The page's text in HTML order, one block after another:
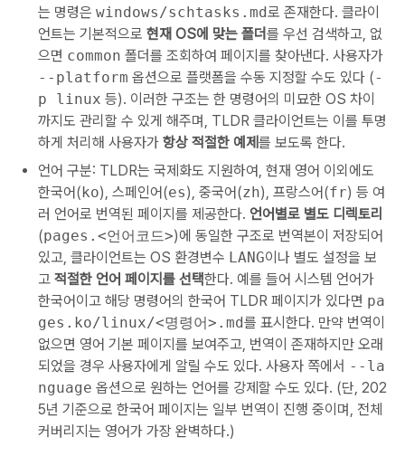
는 명령은 windows/schtasks.md로 존재한다. 클라이
언트는 기본적으로 현재 OS에 맞는 폴더를 우선 검색하고, 없
으면 common 폴더를 조회하여 페이지를 찾아낸다. 사용자가
--platform 옵션으로 플랫폼을 수동 지정할 수도 있다 (-
p linux 등). 이러한 구조는 한 명령어의 미묘한 OS 차이
까지도 관리할 수 있게 해주며, TLDR 클라이언트는 이를 투명
하게 처리해 사용자가 항상 적절한 예제 를 보도록 한다.
언어 구분: TLDR는 국제화도 지원하여, 현재 영어 이외에도
한국어( ko), 스페인어(es), 중국어(zh), 프랑스어(fr) 등 여
러 언어로 번역된 페이지를 제공한다. 언어별로 별도 디렉토리
(pages.<언어코드>)에 동일한 구조로 번역본이 저장되어
있고, 클라이언트는 OS 환경변수 LANG이나 별도 설정을 보
고 적절한 언어 페이지를 선택한다. 예를 들어 시스템 언어가
한국어이고 해당 명령어의 한국어 TLDR 페이지가 있다면 pa
ges.ko/linux/<명령어>.md를 표시한다. 만약 번역이
없으면 영어 기본 페이지를 보여주고, 번역이 존재하지만 오래
되었을 경우 사용자에게 알릴 수도 있다. 사용자 쪽에서 --la
nguage 옵션으로 원하는 언어를 강제할 수도 있다. (단, 202
5년 기준으로 한국어 페이지는 일부 번역이 진행 중이며, 전체
커버리지는 영어가 가장 완벽하다.)